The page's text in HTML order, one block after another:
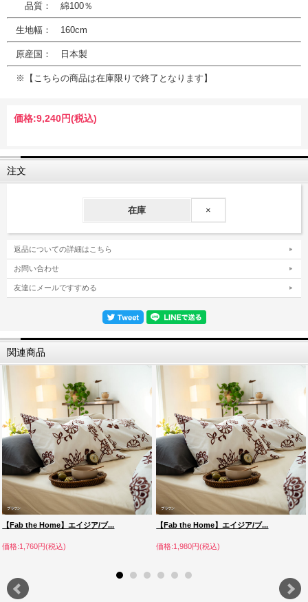
品質： 綿100％
生地幅： 160cm
原産国： 日本製
※【こちらの商品は在庫限りで終了となります】
価格:9,240円(税込)
注文
在庫 ×
返品についての詳細はこちら
お問い合わせ
友達にメールですすめる
関連商品
【Fab the Home】エイジア/ブ...
価格:1,760円(税込)
【Fab the Home】エイジア/ブ...
価格:1,980円(税込)